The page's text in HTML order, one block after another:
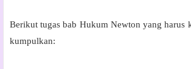
Berikut tugas bab Hukum Newton yang harus
kumpulkan: